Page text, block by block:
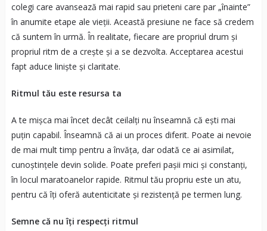
colegi care avansează mai rapid sau prieteni care par „înainte”
în anumite etape ale vieții. Această presiune ne face să credem
că suntem în urmă. În realitate, fiecare are propriul drum și
propriul ritm de a crește și a se dezvolta. Acceptarea acestui
fapt aduce liniște și claritate.
Ritmul tău este resursa ta
A te mișca mai încet decât ceilalți nu înseamnă că ești mai
puțin capabil. Înseamnă că ai un proces diferit. Poate ai nevoie
de mai mult timp pentru a învăța, dar odată ce ai asimilat,
cunoștințele devin solide. Poate preferi pașii mici și constanți,
în locul maratoanelor rapide. Ritmul tău propriu este un atu,
pentru că îți oferă autenticitate și rezistență pe termen lung.
Semne că nu îți respecți ritmul